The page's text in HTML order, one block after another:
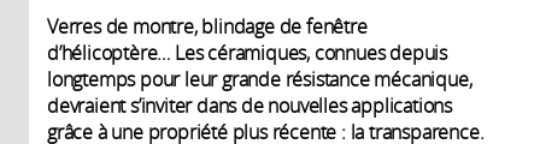
Verres de montre, blindage de fenêtre
d’hélicoptère… Les céramiques, connues depuis
longtemps pour leur grande résistance mécanique,
devraient s’inviter dans de nouvelles applications
grâce à une propriété plus récente : la transparence.